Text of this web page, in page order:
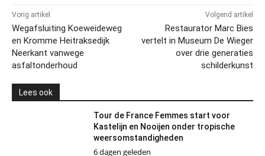
Vorig artikel
Wegafsluiting Koeweideweg
en Kromme Heitraksedijk
Neerkant vanwege
asfaltonderhoud
Volgend artikel
Restaurator Marc Bies
vertelt in Museum De Wieger
over drie generaties
schilderkunst
Lees ook
Tour de France Femmes start voor
Kastelijn en Nooijen onder tropische
weersomstandigheden
6 dagen geleden